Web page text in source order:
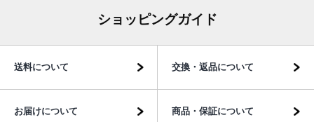
ショッピングガイド
送料について 交換・返品について
お届けについて 商品・保証について